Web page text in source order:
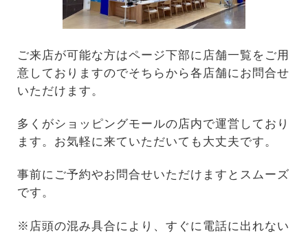
ご来店が可能な方はページ下部に店舗一覧をご用
意しておりますのでそちらから各店舗にお問合せ
いただけます。
多くがショッピングモールの店内で運営しており
ます。お気軽に来ていただいても大丈夫です。
事前にご予約やお問合せいただけますとスムーズ
です。
※店頭の混み具合により、すぐに電話に出れない